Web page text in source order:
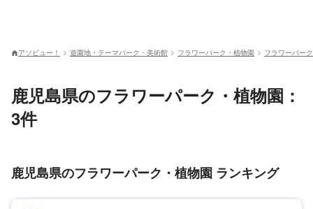
アソビュー！ 遊園地・テーマパーク・美術館 フラワーパーク・植物園 フラワーパー
鹿児島県のフラワーパーク・植物園：
3件
鹿児島県のフラワーパーク・植物園 ランキング